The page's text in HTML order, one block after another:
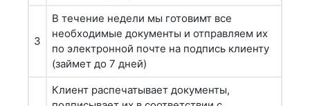
3
В течение недели мы готовимт все
необходимые документы и отправляем их
по электронной почте на подпись клиенту
(займет до 7 дней)
Клиент распечатывает документы,